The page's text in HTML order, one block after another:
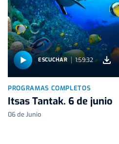
ESCUCHAR 1:59:32
PROGRAMAS COMPLETOS
Itsas Tantak. 6 de junio
06 de Junio